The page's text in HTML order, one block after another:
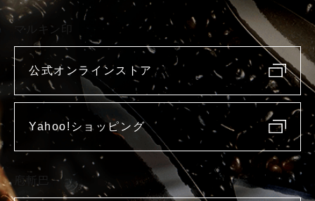
マルキン印
公式オンラインストア
Yahoo!ショッピング
庖斬巴